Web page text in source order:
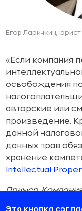
Егор Ларичкин,
«Если компания
освобождения по
авторские или
произведение.
данной
данных прав
хранение
Intellectual
Пример.
Это кнопка